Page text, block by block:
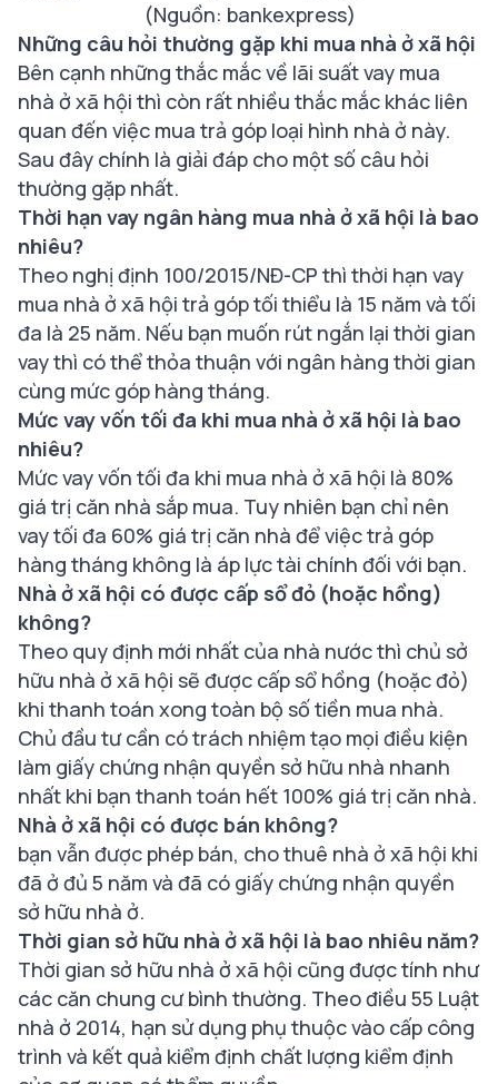
(Nguồn: bankexpress)
Những câu hỏi thường gặp khi mua nhà ở xã hội
Bên cạnh những thắc mắc về lãi suất vay mua
nhà ở xã hội thì còn rất nhiều thắc mắc khác liên
quan đến việc mua trả góp loại hình nhà ở này.
Sau đây chính là giải đáp cho một số câu hỏi
thường gặp nhất.
Thời hạn vay ngân hàng mua nhà ở xã hội là bao
nhiêu?
Theo nghị định 100/2015/NĐ-CP thì thời hạn vay
mua nhà ở xã hội trả góp tối thiểu là 15 năm và tối
đa là 25 năm. Nếu bạn muốn rút ngắn lại thời gian
vay thì có thể thỏa thuận với ngân hàng thời gian
cùng mức góp hàng tháng.
Mức vay vốn tối đa khi mua nhà ở xã hội là bao
nhiêu?
Mức vay vốn tối đa khi mua nhà ở xã hội là 80%
giá trị căn nhà sắp mua. Tuy nhiên bạn chỉ nên
vay tối đa 60% giá trị căn nhà để việc trả góp
hàng tháng không là áp lực tài chính đối với bạn.
Nhà ở xã hội có được cấp sổ đỏ (hoặc hồng)
không?
Theo quy định mới nhất của nhà nước thì chủ sở
hữu nhà ở xã hội sẽ được cấp sổ hồng (hoặc đỏ)
khi thanh toán xong toàn bộ số tiền mua nhà.
Chủ đầu tư cần có trách nhiệm tạo mọi điều kiện
làm giấy chứng nhận quyền sở hữu nhà nhanh
nhất khi bạn thanh toán hết 100% giá trị căn nhà.
Nhà ở xã hội có được bán không?
bạn vẫn được phép bán, cho thuê nhà ở xã hội khi
đã ở đủ 5 năm và đã có giấy chứng nhận quyền
sở hữu nhà ở.
Thời gian sở hữu nhà ở xã hội là bao nhiêu năm?
Thời gian sở hữu nhà ở xã hội cũng được tính như
các căn chung cư bình thường. Theo điều 55 Luật
nhà ở 2014, hạn sử dụng phụ thuộc vào cấp công
trình và kết quả kiểm định chất lượng kiểm định